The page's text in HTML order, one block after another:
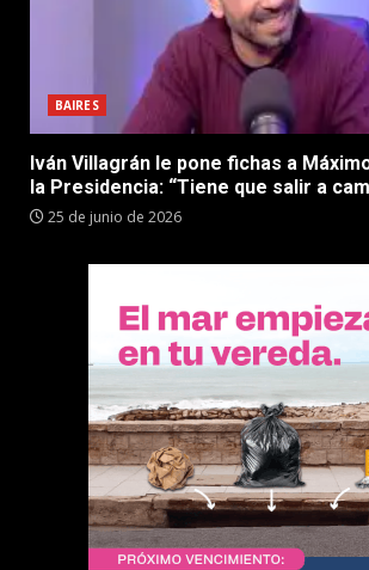
BAIRES
Iván Villagrán le pone fichas a
la Presidencia: “Tiene que salir a
25 de junio de 2026